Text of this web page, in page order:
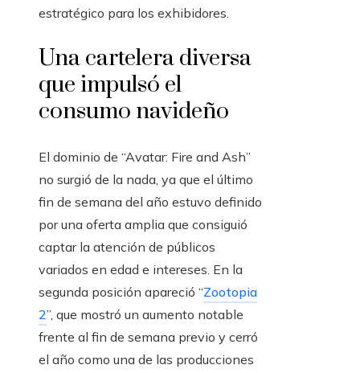
estratégico para los exhibidores.
Una cartelera diversa
que impulsó el
consumo navideño
El dominio de “Avatar: Fire and Ash”
no surgió de la nada, ya que el último
fin de semana del año estuvo definido
por una oferta amplia que consiguió
captar la atención de públicos
variados en edad e intereses. En la
segunda posición apareció “Zootopia
2”, que mostró un aumento notable
frente al fin de semana previo y cerró
el año como una de las producciones